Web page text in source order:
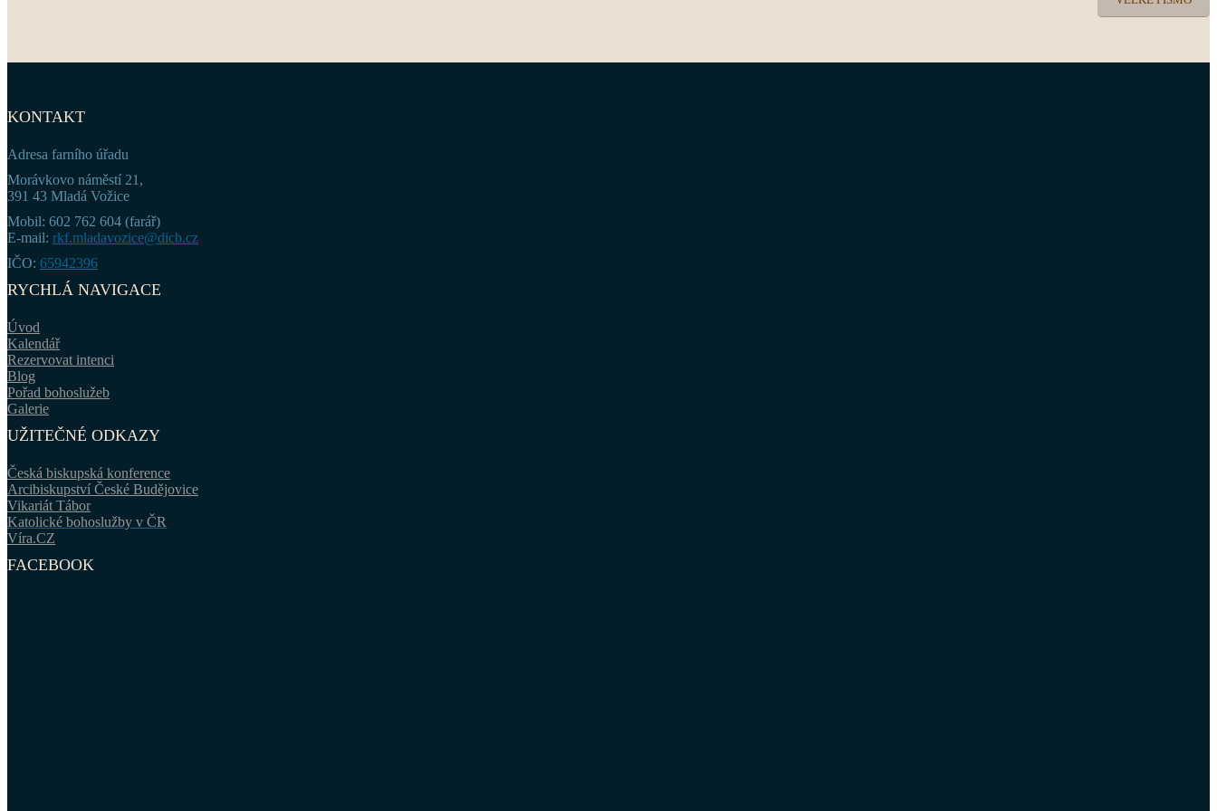
KONTAKT
Adresa farního úřadu
Morávkovo náměstí 21,
391 43 Mladá Vožice
Mobil: 602 762 604 (farář)
E-mail: rkf.mladavozice@dicb.cz
IČO: 65942396
RYCHLÁ NAVIGACE
Úvod
Kalendář
Rezervovat intenci
Blog
Pořad bohoslužeb
Galerie
UŽITEČNÉ ODKAZY
Česká biskupská konference
Arcibiskupství České Budějovice
Vikariát Tábor
Katolické bohoslužby v ČR
Víra.CZ
FACEBOOK